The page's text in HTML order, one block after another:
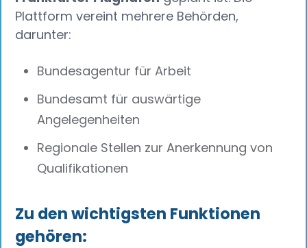
Plattform vereint mehrere Behörden,
darunter:
Bundesagentur für Arbeit
Bundesamt für auswärtige
Angelegenheiten
Regionale Stellen zur Anerkennung von
Qualifikationen
Zu den wichtigsten Funktionen
gehören: